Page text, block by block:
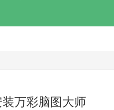
万彩脑图大师